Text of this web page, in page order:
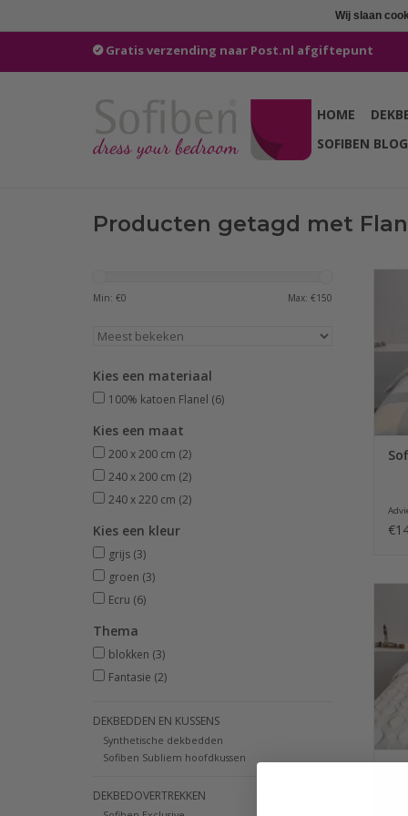
Gratis verzending naar Post.nl afgiftepunt
HOME
SOFIBEN BLOG
Producten getagd met
Min: €0 Max: €150
Kies een materiaal
100% katoen Flanel (6)
Kies een maat
200 x 200 cm (2)
240 x 200 cm (2)
240 x 220 cm (2)
Kies een kleur
grijs (3)
groen (3)
Ecru (6)
Thema
blokken (3)
Fantasie (2)
DEKBEDDEN EN KUSSENS
Synthetische dekbedden
Sofiben Subliem hoofdkussen
DEKBEDOVERTREKKEN
Wij slaan